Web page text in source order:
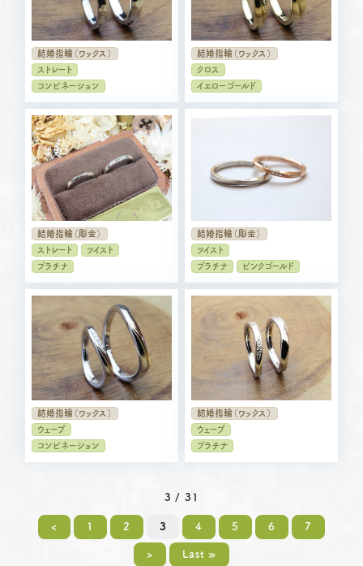
結婚指輪（ワックス）
ストレート
コンビネーション
結婚指輪（ワックス）
クロス
イエローゴールド
結婚指輪（彫金）
ストレート
ツイスト
プラチナ
結婚指輪（彫金）
ツイスト
プラチナ
ピンクゴールド
結婚指輪（ワックス）
ウェーブ
コンビネーション
結婚指輪（ワックス）
ウェーブ
プラチナ
3 / 31
< 1 2 3 4 5 6 7
> Last »